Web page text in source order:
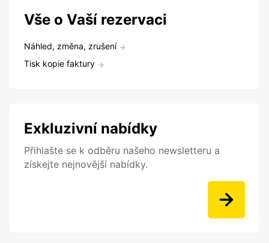
Vše o Vaší rezervaci
Náhled, změna, zrušení
Tisk kopie faktury
Exkluzivní nabídky
Přihlašte se k odběru našeho newsletteru a
získejte nejnovější nabídky.